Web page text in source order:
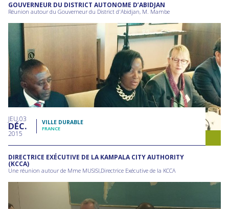
GOUVERNEUR DU DISTRICT AUTONOME D’ABIDJAN
Réunion autour du Gouverneur du District d'Abidjan, M. Mambe
JEU 03
DÉC
2015
VILLE DURABLE
FRANCE
DIRECTRICE EXÉCUTIVE DE LA KAMPALA CITY AUTHORITY
(KCCA)
Une réunion autour de Mme MUSISI,Directrice Exécutive de la KCCA